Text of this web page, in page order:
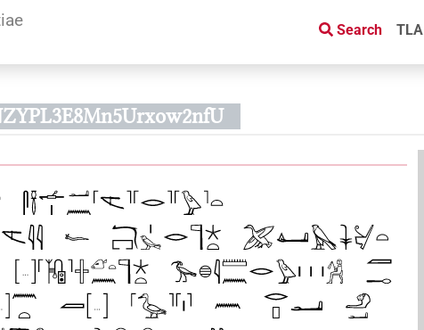
Search TLA